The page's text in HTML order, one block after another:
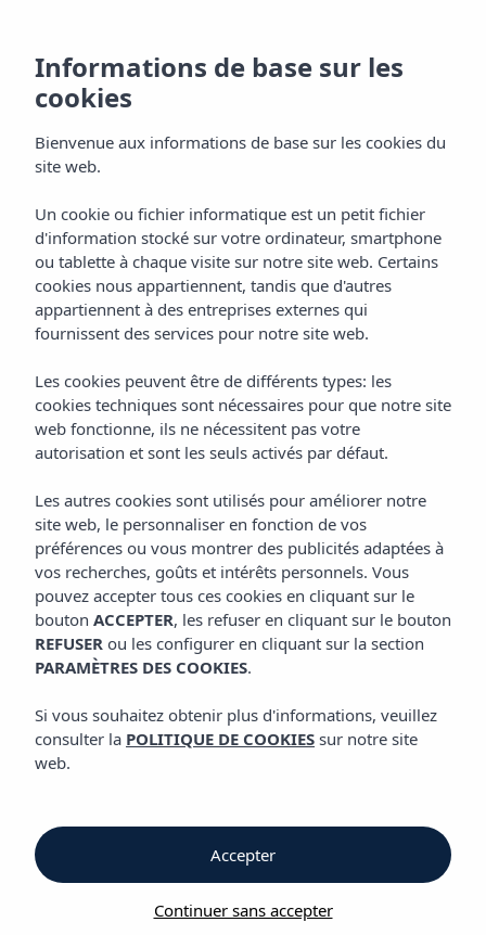
Emplacement
Apartamentos Vibra Jabeque
Dreams
Appartements Vibra Jabeque Dreams
EMPLACEMENT
Emplacement
Emplacement
Dreams
Playa d’en Bossa n’est qu’à quelques pas et hier, nous sommes
même allés à pied au beachclub Bora-Bora. Mais aujourd’hui,
nous allons visiter Ibiza et sa vieille ville fortifiée. Nous voulons
tout voir et grâce à l’emplacement de Appartements Vibra
Informations de base sur les
cookies
Bienvenue aux informations de base sur les cookies du
site web.
Un cookie ou fichier informatique est un petit fichier
d'information stocké sur votre ordinateur, smartphone
ou tablette à chaque visite sur notre site web. Certains
cookies nous appartiennent, tandis que d'autres
appartiennent à des entreprises externes qui
fournissent des services pour notre site web.
Les cookies peuvent être de différents types: les
cookies techniques sont nécessaires pour que notre site
web fonctionne, ils ne nécessitent pas votre
autorisation et sont les seuls activés par défaut.
Les autres cookies sont utilisés pour améliorer notre
site web, le personnaliser en fonction de vos
préférences ou vous montrer des publicités adaptées à
vos recherches, goûts et intérêts personnels. Vous
pouvez accepter tous ces cookies en cliquant sur le
bouton ACCEPTER, les refuser en cliquant sur le bouton
REFUSER ou les configurer en cliquant sur la section
PARAMÈTRES DES COOKIES.
Si vous souhaitez obtenir plus d'informations, veuillez
consulter la POLITIQUE DE COOKIES sur notre site
web.
Continuer sans accepter
Accepter